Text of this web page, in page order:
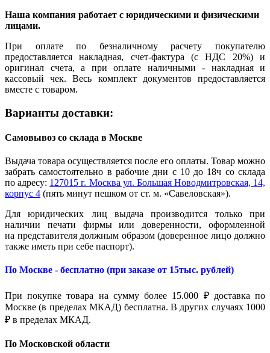
Наша компания работает с юридическими и физическими
лицами.
При оплате по безналичному расчету покупателю
предоставляется накладная, счет-фактура (с НДС 20%) и
оригинал счета, а при оплате наличными - накладная и
кассовый чек. Весь комплект документов предоставляется
вместе с товаром.
Варианты доставки:
Самовывоз со склада в Москве
Выдача товара осуществляется после его оплаты. Товар можно
забрать самостоятельно в рабочие дни с 10 до 18ч со склада
по адресу: 127015 г. Москва ул. Большая Новодмитровская, 14,
корпус 4 (пять минут пешком от ст. м. «Савеловская»).
Для юридических лиц выдача производится только при
наличии печати фирмы или доверенности, оформленной
на представителя должным образом (доверенное лицо должно
также иметь при себе паспорт).
По Москве - бесплатно (при заказе от 15тыс. рублей)
При покупке товара на сумму более 15.000 ₽ доставка по
Москве (в пределах МКАД) бесплатна. В других случаях 1000
₽ в пределах МКАД.
По Московской области